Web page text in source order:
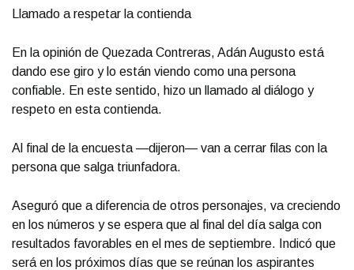
Llamado a respetar la contienda
En la opinión de Quezada Contreras, Adán Augusto está
dando ese giro y lo están viendo como una persona
confiable. En este sentido, hizo un llamado al diálogo y
respeto en esta contienda.
Al final de la encuesta —dijeron— van a cerrar filas con la
persona que salga triunfadora.
Aseguró que a diferencia de otros personajes, va creciendo
en los números y se espera que al final del día salga con
resultados favorables en el mes de septiembre. Indicó que
será en los próximos días que se reúnan los aspirantes